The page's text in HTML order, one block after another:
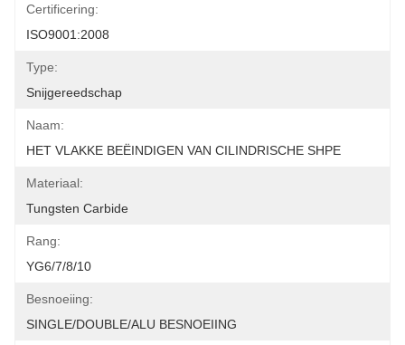
Certificering:
ISO9001:2008
Type:
Snijgereedschap
Naam:
HET VLAKKE BEËINDIGEN VAN CILINDRISCHE SHPE
Materiaal:
Tungsten Carbide
Rang:
YG6/7/8/10
Besnoeiing:
SINGLE/DOUBLE/ALU BESNOEIING